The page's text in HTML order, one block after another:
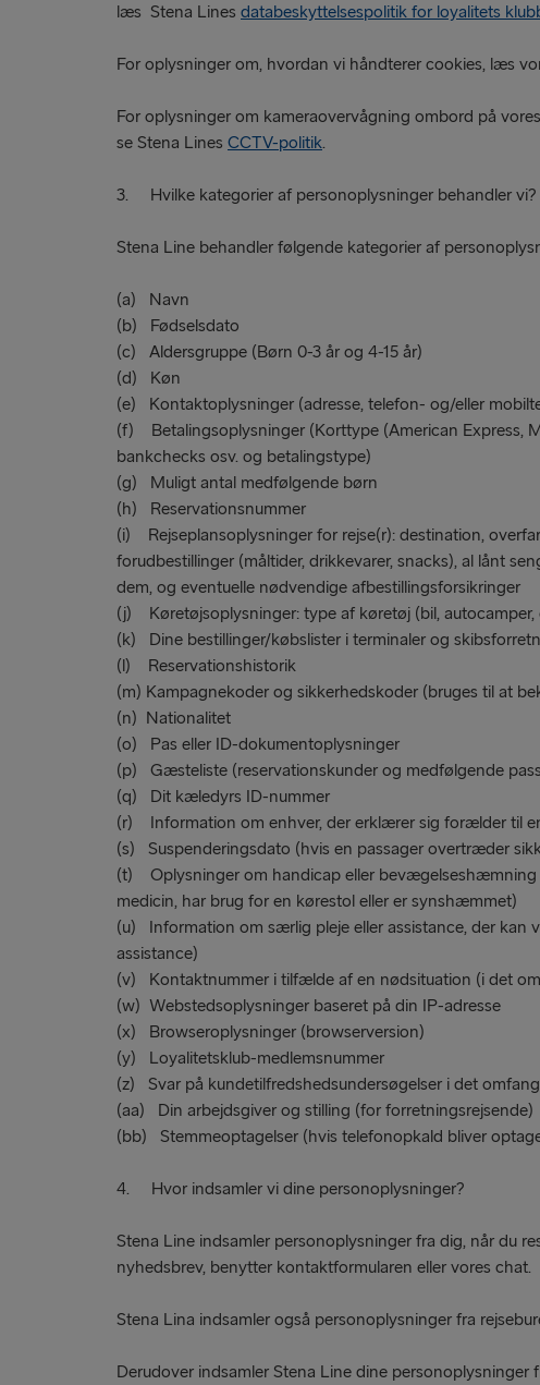
læs Stena Lines databeskyttelsespolitik for loyalitets
For oplysninger om, hvordan vi håndterer cookies, læs
For oplysninger om kameraovervågning ombord på
se Stena Lines CCTV-politik.
3. Hvilke kategorier af personoplysninger behandler vi?
Stena Line behandler følgende kategorier af
(a) Navn
(b) Fødselsdato
(c) Aldersgruppe (Børn 0-3 år og 4-15 år)
(d) Køn
(e) Kontaktoplysninger (adresse, telefon- og/eller
(f) Betalingsoplysninger (Korttype (American Express,
bankchecks osv. og betalingstype)
(g) Muligt antal medfølgende børn
(h) Reservationsnummer
(i) Rejseplansoplysninger for rejse(r): destination,
forudbestillinger (måltider, drikkevarer, snacks), al lånt
dem, og eventuelle nødvendige afbestillingsforsikringer
(j) Køretøjsoplysninger: type af køretøj (bil,
(k) Dine bestillinger/købslister i terminaler og
(l) Reservationshistorik
(m) Kampagnekoder og sikkerhedskoder (bruges til at
(n) Nationalitet
(o) Pas eller ID-dokumentoplysninger
(p) Gæsteliste (reservationskunder og medfølgende
(q) Dit kæledyrs ID-nummer
(r) Information om enhver, der erklærer sig forælder til
(s) Suspenderingsdato (hvis en passager overtræder
(t) Oplysninger om handicap eller bevægelseshæmning
medicin, har brug for en kørestol eller er synshæmmet)
(u) Information om særlig pleje eller assistance, der kan
assistance)
(v) Kontaktnummer i tilfælde af en nødsituation (i det
(w) Webstedsoplysninger baseret på din IP-adresse
(x) Browseroplysninger (browserversion)
(y) Loyalitetsklub-medlemsnummer
(z) Svar på kundetilfredshedsundersøgelser i det
(aa) Din arbejdsgiver og stilling (for forretningsrejsende)
(bb) Stemmeoptagelser (hvis telefonopkald bliver
4. Hvor indsamler vi dine personoplysninger?
Stena Line indsamler personoplysninger fra dig, når du
nyhedsbrev, benytter kontaktformularen eller vores chat.
Stena Lina indsamler også personoplysninger fra
Derudover indsamler Stena Line dine